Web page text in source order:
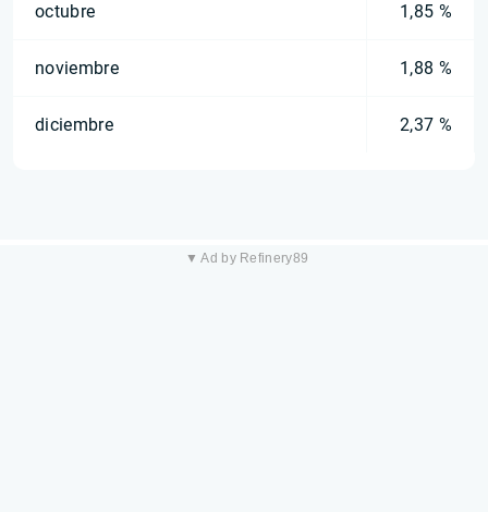
octubre 1,85 %
noviembre 1,88 %
diciembre 2,37 %
▼ Ad by Refinery89